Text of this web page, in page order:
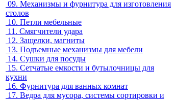
09. Механизмы и фурнитура для изготовления
столов
10. Петли мебельные
11. Смягчители удара
12. Защелки, магниты
13. Подъемные механизмы для мебели
14. Сушки для посуды
15. Сетчатые емкости и бутылочницы для
кухни
16. Фурнитура для ванных комнат
17. Ведра для мусора, системы сортировки и